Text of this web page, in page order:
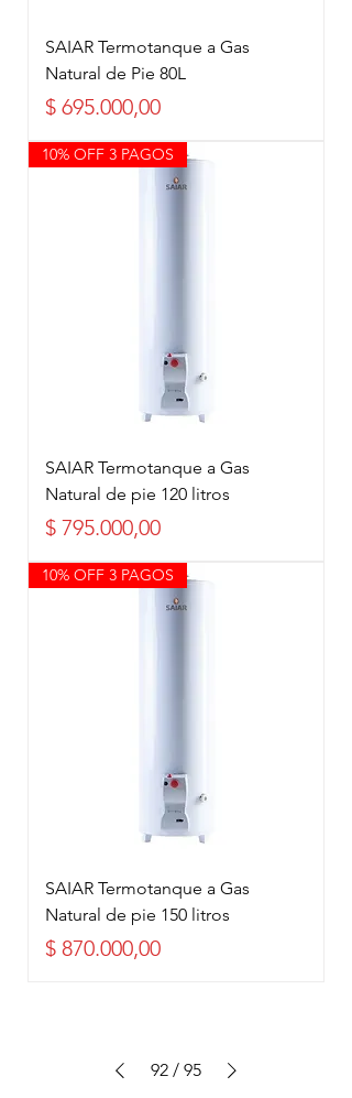
SAIAR Termotanque a Gas
Natural de Pie 80L
Precio
$ 695.000,00
10% OFF 3 PAGOS
SAIAR Termotanque a Gas
Natural de pie 120 litros
Precio
$ 795.000,00
10% OFF 3 PAGOS
SAIAR Termotanque a Gas
Natural de pie 150 litros
Precio
$ 870.000,00
92 / 95